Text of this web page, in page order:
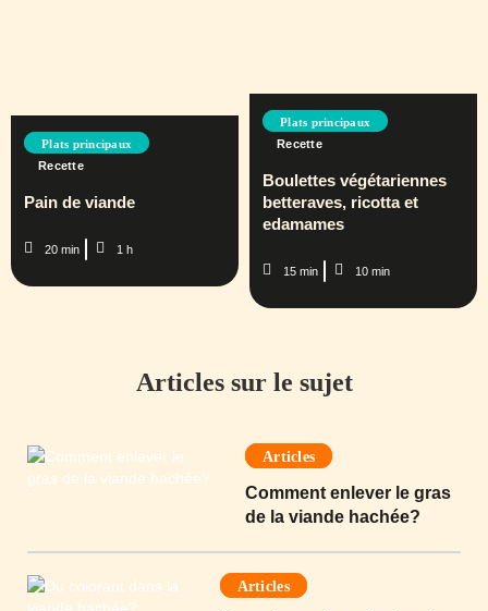
Plats principaux
Recette
Pain de viande
20 min 1 h
Plats principaux
Recette
Boulettes végétariennes
betteraves, ricotta et
edamames
15 min 10 min
Articles sur le sujet
Articles
Comment enlever le gras
de la viande hachée?
Articles